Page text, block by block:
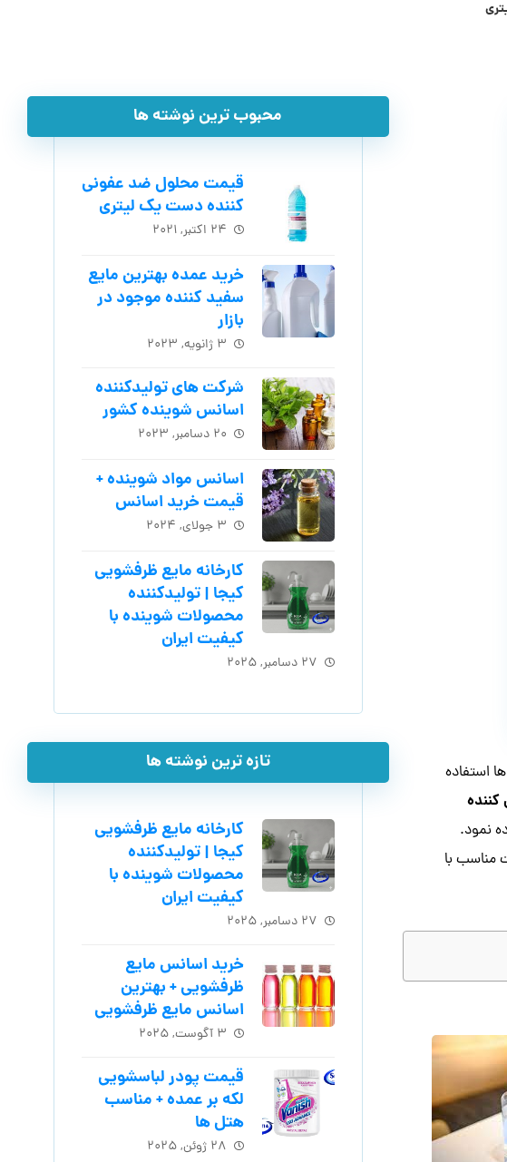
استفاده
نمود.
مناسب با
محبوب ترین نوشته ها
قیمت محلول ضد عفونی
کننده دست یک لیتری
۲۴ اکتبر, ۲۰۲۱
خرید عمده بهترین مایع
سفید کننده موجود در
بازار
۳ ژانویه, ۲۰۲۳
شرکت های تولیدکننده
اسانس شوینده کشور
۲۰ دسامبر, ۲۰۲۳
اسانس مواد شوینده +
قیمت خرید اسانس
۳ جولای, ۲۰۲۴
کارخانه مایع ظرفشویی
کیجا | تولیدکننده
محصولات شوینده با
کیفیت ایران
۲۷ دسامبر, ۲۰۲۵
تازه ترین نوشته ها
کارخانه مایع ظرفشویی
کیجا | تولیدکننده
محصولات شوینده با
کیفیت ایران
۲۷ دسامبر, ۲۰۲۵
خرید اسانس مایع
ظرفشویی + بهترین
اسانس مایع ظرفشویی
۳ آگوست, ۲۰۲۵
قیمت پودر لباسشویی
لکه بر عمده + مناسب
هتل ها
۲۸ ژوئن, ۲۰۲۵